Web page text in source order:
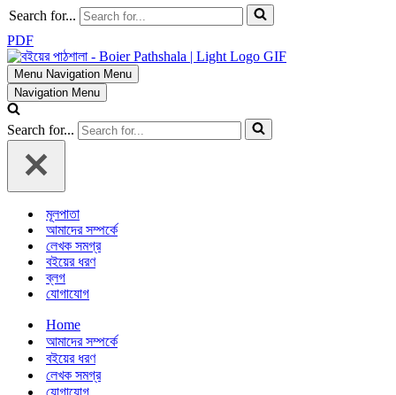
Search for...
PDF
Menu Navigation Menu
Navigation Menu
Search for...
মূলপাতা
আমাদের সম্পর্কে
লেখক সমগ্র
বইয়ের ধরণ
ব্লগ
যোগাযোগ
Home
আমাদের সম্পর্কে
বইয়ের ধরণ
লেখক সমগ্র
যোগাযোগ